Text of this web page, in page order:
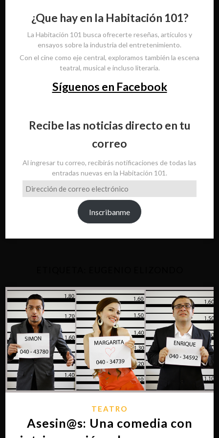
¿Que hay en la Habitación 101?
La Habitación 101 busca ofrecerte reseñas, artículos y
ensayos sobre la industria del entretenimiento.
Con el cine como eje central, exploramos también la escena
teatral, musical e incluso literaria.
Síguenos en Facebook
Recibe las noticias directo en tu
correo
Al ingresar tu correo, recibirás notificaciones de todas las
entradas nuevas en la Habitación 101.
Dirección
de
Inscribanme
TEATRO
Asesin@s: Una comedia con